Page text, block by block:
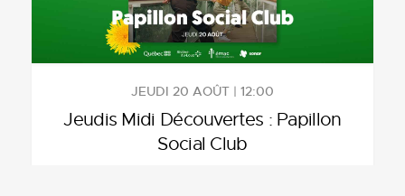
JEUDI 20 AOÛT | 12:00
Jeudis Midi Découvertes : Papillon
Social Club